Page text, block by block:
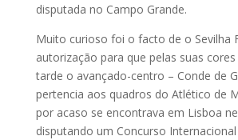
disputada no Campo Grande.
Muito curioso foi o facto de o Sevilha
autorização para que pelas suas
tarde o avançado-centro – Conde de
pertencia aos quadros do Atlético de
por acaso se encontrava em Lisboa
disputando um Concurso